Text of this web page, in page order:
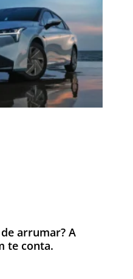
arrumar? A
te conta.